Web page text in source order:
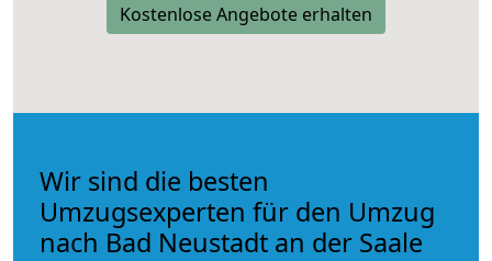
Kostenlose Angebote erhalten
Wir sind die besten
Umzugsexperten für den Umzug
nach Bad Neustadt an der Saale